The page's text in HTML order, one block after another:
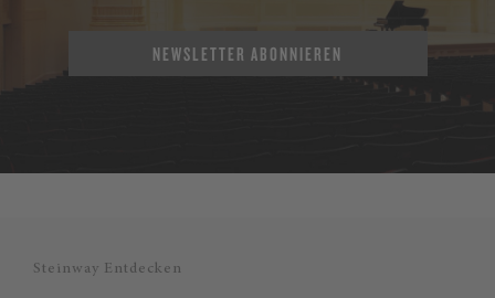
NEWSLETTER ABONNIEREN
Steinway Entdecken